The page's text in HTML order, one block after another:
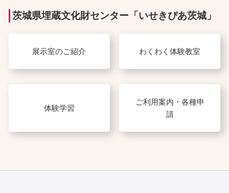
茨城県埋蔵文化財センター「いせきぴあ茨城」
展示室のご紹介 わくわく体験教室
体験学習
ご利用案内・各種申
請